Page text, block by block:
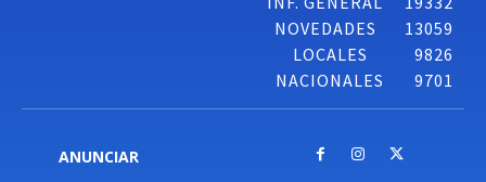
NOVEDADES
13059
LOCALES
9826
NACIONALES
9701
ANUNCIAR